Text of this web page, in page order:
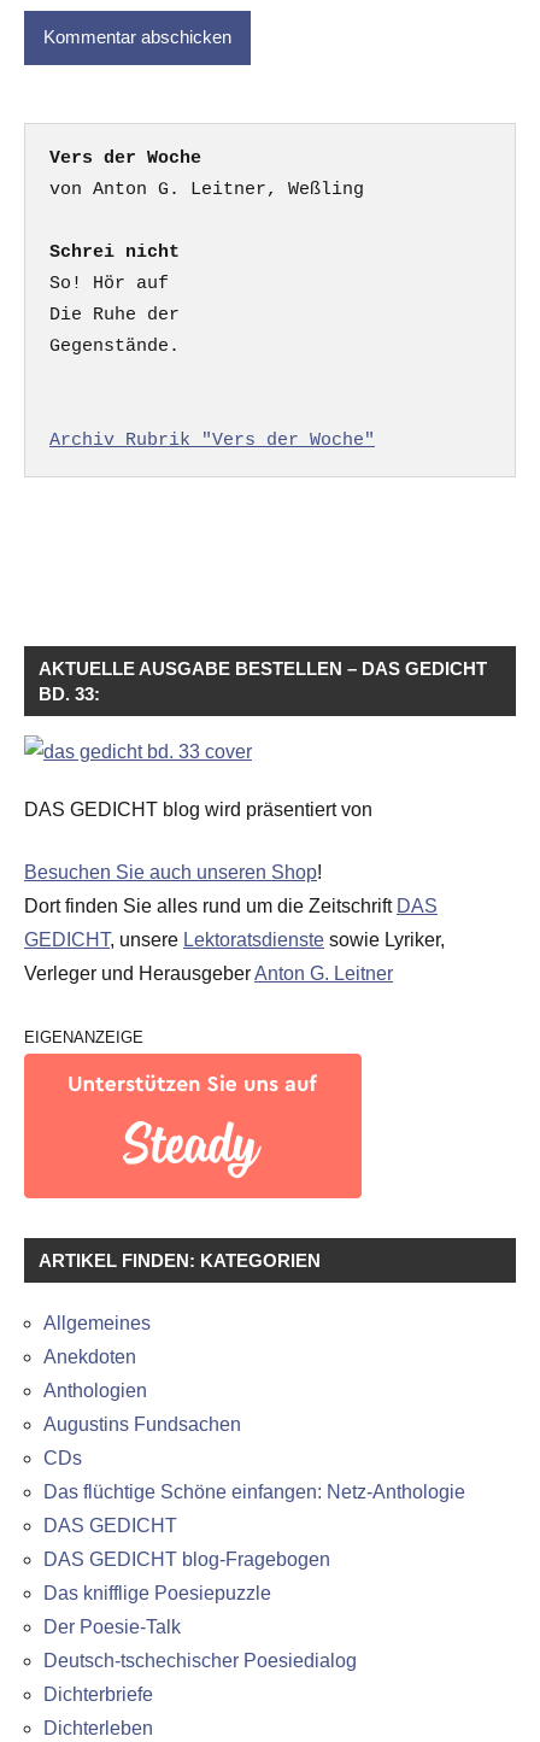
Vers der Woche
Schrei nicht
So! Hör auf
Die Ruhe der
Gegenstände.
Archiv Rubrik "Vers der Woche"
AKTUELLE AUSGABE BESTELLEN – DAS GEDICHT
BD. 33:
DAS GEDICHT blog wird präsentiert von
Besuchen Sie auch unseren Shop!
Dort finden Sie alles rund um die Zeitschrift DAS
GEDICHT, unsere Lektoratsdienste sowie Lyriker,
Verleger und HerausgeberAnton G. Leitner
EIGENANZEIGE
ARTIKEL FINDEN: KATEGORIEN
Allgemeines
Anekdoten
Anthologien
Augustins Fundsachen
CDs
Das flüchtige Schöne einfangen: Netz-Anthologie
DAS GEDICHT
DAS GEDICHT blog-Fragebogen
Das knifflige Poesiepuzzle
Der Poesie-Talk
Deutsch-tschechischer Poesiedialog
Dichterbriefe
Dichterleben